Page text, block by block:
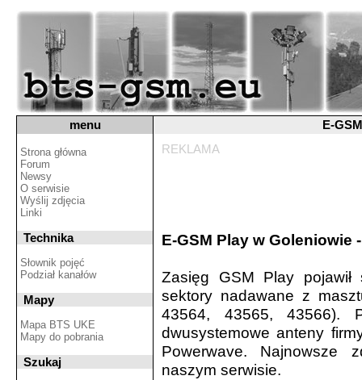
E-
REKLAMA
E-GSM Play w Goleniowie
Zasięg GSM Play
sektory nadawane z
43564, 43565, 43566).
dwusystemowe anteny
Powerwave. Najnowsze
naszym serwisie.
menu
Strona główna
Forum
Newsy
O serwisie
Wyślij zdjęcia
Linki
Technika
Słownik pojęć
Podział kanałów
Mapy
Mapa BTS UKE
Mapy do pobrania
Szukaj